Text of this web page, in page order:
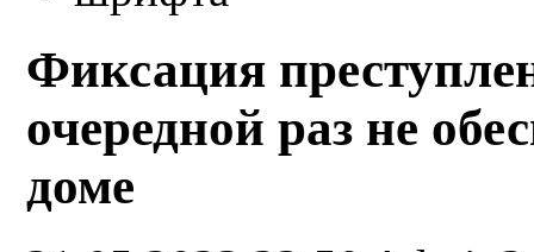
Фиксация
очередной раз не
доме